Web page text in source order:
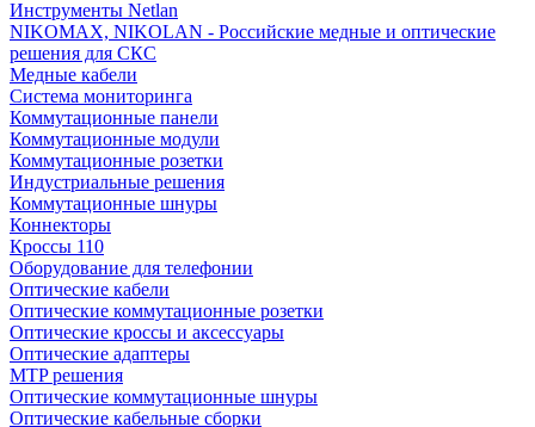
Инструменты Netlan
NIKOMAX, NIKOLAN - Российские медные и оптические
решения для СКС
Медные кабели
Система мониторинга
Коммутационные панели
Коммутационные модули
Коммутационные розетки
Индустриальные решения
Коммутационные шнуры
Коннекторы
Кроссы 110
Оборудование для телефонии
Оптические кабели
Оптические коммутационные розетки
Оптические кроссы и аксессуары
Оптические адаптеры
MTP решения
Оптические коммутационные шнуры
Оптические кабельные сборки